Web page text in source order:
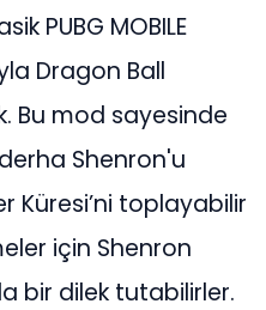
PUBG MOBILE
Dragon Ball
Bu mod sayesinde
Shenron'u
Küresi’ni toplayabilir
için Shenron
bir dilek tutabilirler.